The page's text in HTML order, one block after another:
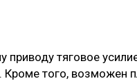
приводу тяговое
Кроме того, возможен